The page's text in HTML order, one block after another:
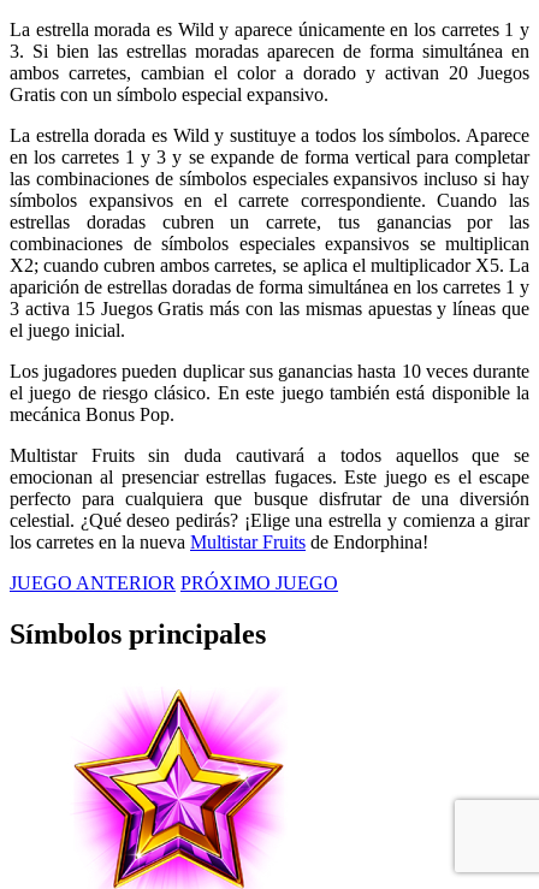
La estrella morada es Wild y aparece únicamente en los carretes 1 y
3. Si bien las estrellas moradas aparecen de forma simultánea en
ambos carretes, cambian el color a dorado y activan 20 Juegos
Gratis con un símbolo especial expansivo.
La estrella dorada es Wild y sustituye a todos los símbolos. Aparece
en los carretes 1 y 3 y se expande de forma vertical para completar
las combinaciones de símbolos especiales expansivos incluso si hay
símbolos expansivos en el carrete correspondiente. Cuando las
estrellas doradas cubren un carrete, tus ganancias por las
combinaciones de símbolos especiales expansivos se multiplican
X2; cuando cubren ambos carretes, se aplica el multiplicador X5. La
aparición de estrellas doradas de forma simultánea en los carretes 1 y
3 activa 15 Juegos Gratis más con las mismas apuestas y líneas que
el juego inicial.
Los jugadores pueden duplicar sus ganancias hasta 10 veces durante
el juego de riesgo clásico. En este juego también está disponible la
mecánica Bonus Pop.
Multistar Fruits sin duda cautivará a todos aquellos que se
emocionan al presenciar estrellas fugaces. Este juego es el escape
perfecto para cualquiera que busque disfrutar de una diversión
celestial. ¿Qué deseo pedirás? ¡Elige una estrella y comienza a girar
los carretes en la nueva Multistar Fruits de Endorphina!
JUEGO ANTERIOR PRÓXIMO JUEGO
Símbolos principales